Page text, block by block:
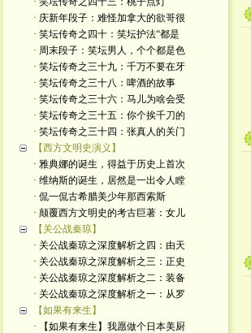
· 庆新年段子：难怪加拿大的欲哥很
· 笑坛传奇之四十：笑坛护法“都是
· 周末段子：笑坛男人，个个都是色
· 笑坛传奇之三十九：千万不要在牙
· 笑坛传奇之三十八：啤酒的故事
· 笑坛传奇之三十六：马儿为啥会受
· 笑坛传奇之三十五：你个挨千刀的
· 笑坛传奇之三十四：张真人的关门
【西方文明史演义】
· 雅典娜的诞生，得益于历史上首次
· 维纳斯的诞生，居然是一出令人瞠
· 侃一侃古希腊美少年那西索斯
· 颠覆西方文明史的考古巨著：女儿
【关公战秦琼】
· 关公战秦琼之深度解析之四：由天
· 关公战秦琼之深度解析之三：正史
· 关公战秦琼之深度解析之二：装备
· 关公战秦琼之深度解析之一：从罗
【如果有来生】
· 【如果有来生】我愿做个日本美厨